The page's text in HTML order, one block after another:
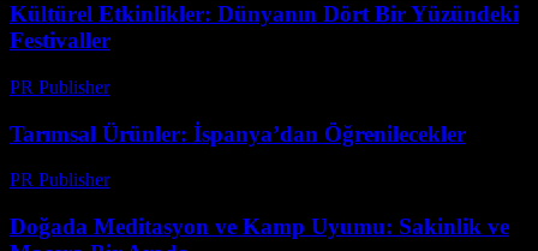
Kültürel Etkinlikler: Dünyanın Dört Bir Yüzündeki
Festivaller
PR Publisher-
Tarımsal Ürünler: İspanya’dan Öğrenilecekler
PR Publisher-
Doğada Meditasyon ve Kamp Uyumu: Sakinlik ve